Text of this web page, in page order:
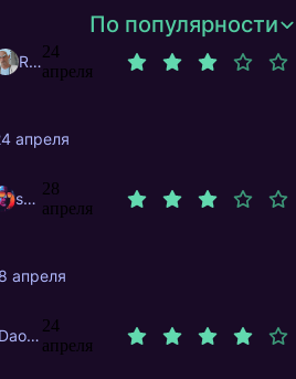
По популярности
Rhod
24
апреля
апреля
smitt522
28
апреля
апреля
Daobab0606
24
апреля